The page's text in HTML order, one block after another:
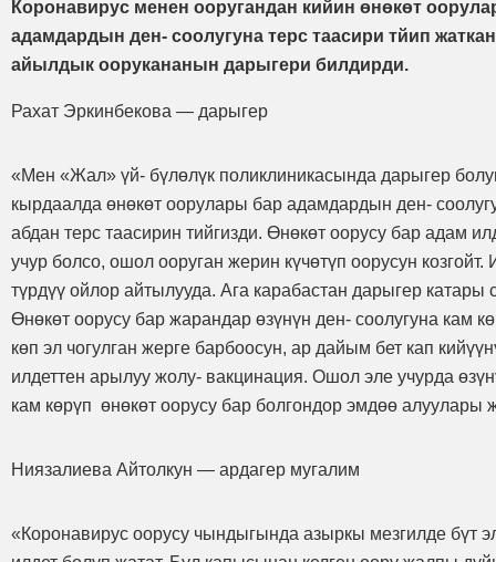
Коронавирус менен ооругандан кийин өнөкөт
адамдардын ден- соолугуна терс таасири тйип
айылдык оорукананын дарыгери билдирди.
Рахат Эркинбекова — дарыгер
«Мен «Жал» үй- бүлөлүк поликлиникасында дарыгер
кырдаалда өнөкөт оорулары бар адамдардын ден-
абдан терс таасирин тийгизди. Өнөкөт оорусу бар адам
учур болсо, ошол ооруган жерин күчөтүп оорусун козгойт.
түрдүү ойлор айтылууда. Ага карабастан дарыгер катары
Өнөкөт оорусу бар жарандар өзүнүн ден- соолугуна кам
көп эл чогулган жерге барбоосун, ар дайым бет кап
илдеттен арылуу жолу- вакцинация. Ошол эле учурда
кам көрүп өнөкөт оорусу бар болгондор эмдөө алуулары
Ниязалиева Айтолкун — ардагер мугалим
«Коронавирус оорусу чындыгында азыркы мезгилде бүт